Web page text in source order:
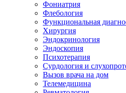
Фониатрия
Флебология
Функциональная
Хирургия
Эндокринология
Эндоскопия
Психотерапия
Сурдология и
Вызов врача на дом
Телемедицина